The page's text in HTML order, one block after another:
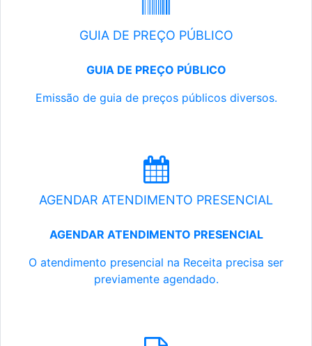
GUIA DE PREÇO PÚBLICO
GUIA DE PREÇO PÚBLICO
Emissão de guia de preços públicos diversos.
AGENDAR ATENDIMENTO PRESENCIAL
AGENDAR ATENDIMENTO PRESENCIAL
O atendimento presencial na Receita precisa ser
previamente agendado.